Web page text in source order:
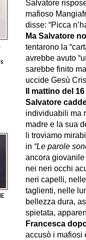
Salvatore
mafioso
disse: “Picca
Ma Salvatore
tentarono la
avrebbe avuto
sarebbe finito
uccide Gesù
Il mattino del
Salvatore
individuabili ma
madre e la sua
li troviamo
in “Le parole
ancora giovanile
nei neri occhi
neri capelli,
taglienti, nelle
bellezza dura,
spietata,
Francesca
accusò i mafiosi